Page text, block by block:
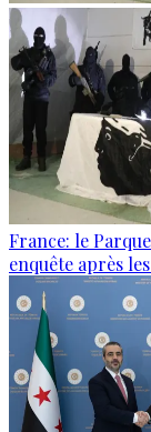
France: le
enquête après